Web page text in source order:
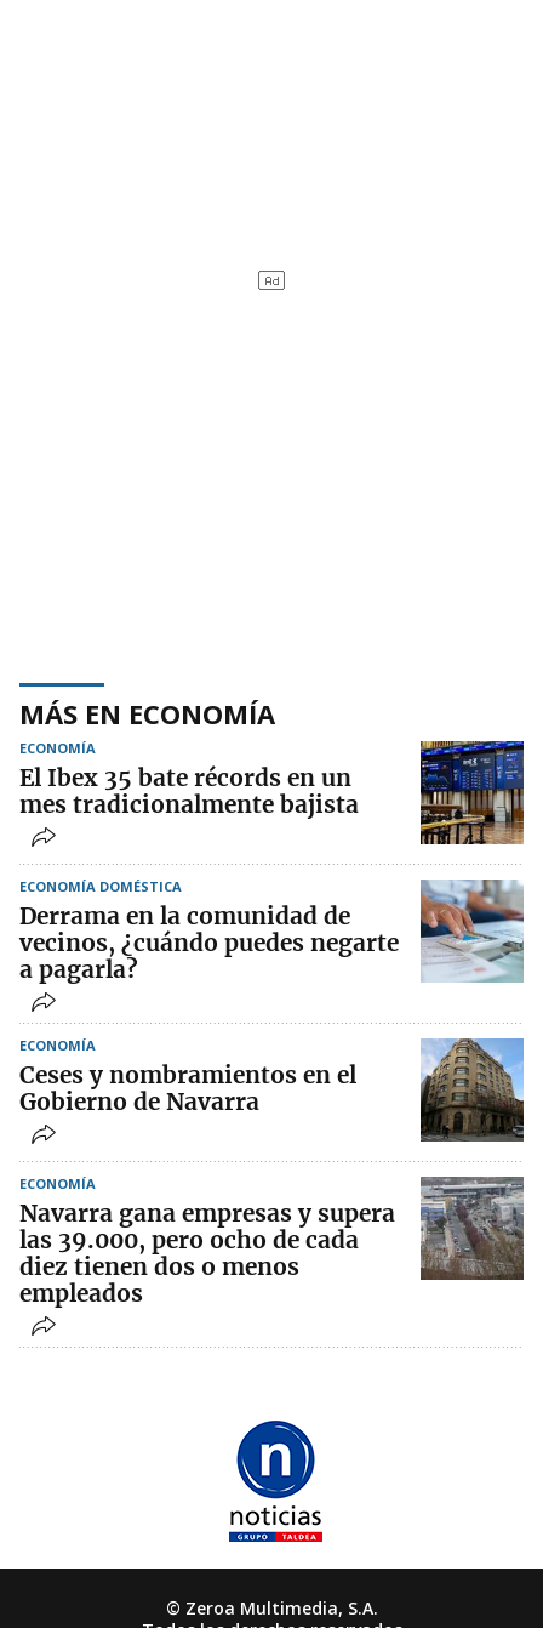
MÁS EN ECONOMÍA
ECONOMÍA
El Ibex 35 bate récords en un
mes tradicionalmente bajista
ECONOMÍA DOMÉSTICA
Derrama en la comunidad de
vecinos, ¿cuándo puedes negarte
a pagarla?
ECONOMÍA
Ceses y nombramientos en el
Gobierno de Navarra
ECONOMÍA
Navarra gana empresas y supera
las 39.000, pero ocho de cada
diez tienen dos o menos
empleados
© Zeroa Multimedia, S.A.